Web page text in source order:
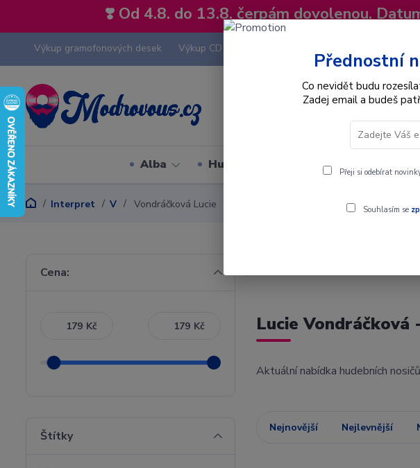
❣️ Od 4.8. do 13.8. čerpám dovolenou.
Výkup gramofonových desek Výkup CD
Alba Hudební styly Interpret
Interpret V Vondráčková Lucie
Lucie Vondráčková
Aktuální nabídka hudebních
Nejnovější Nejlevnější
Cena:
Kč Kč
Štítky
Přednostní
Co nevidět budu
Zadej email a budeš
Přeji si odebírat
Souhlasím se